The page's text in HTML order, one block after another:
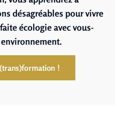
désagréables pour vivre
écologie avec vous-
(trans)formation !